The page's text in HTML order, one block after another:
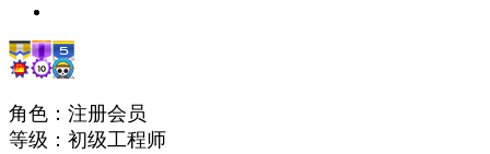
角色：注册会员
等级：初级工程师